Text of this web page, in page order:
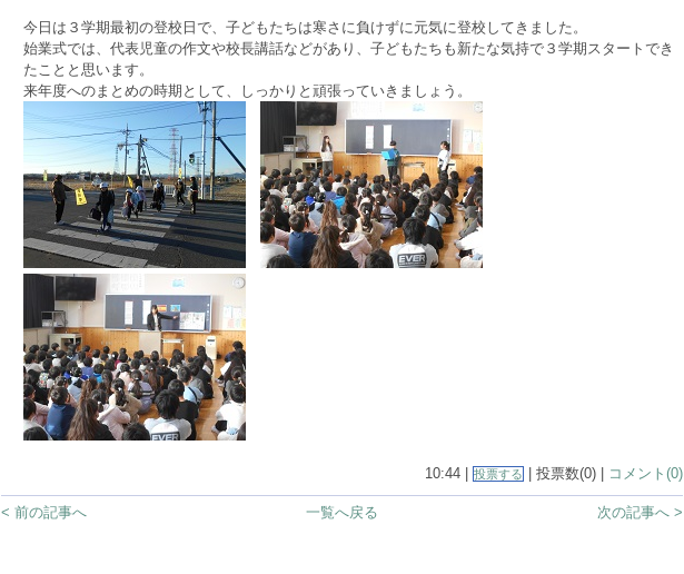
今日は３学期最初の登校日で、子どもたちは寒さに負けずに元気に登校してきました。
始業式では、代表児童の作文や校長講話などがあり、子どもたちも新たな気持で３学期スタートでき
たことと思います。
来年度へのまとめの時期として、しっかりと頑張っていきましょう。
10:44 | 投票する | 投票数(0) | コメント(0)
< 前の記事へ 次の記事へ >
一覧へ戻る